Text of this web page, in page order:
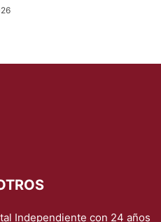
Independiente con 24 años